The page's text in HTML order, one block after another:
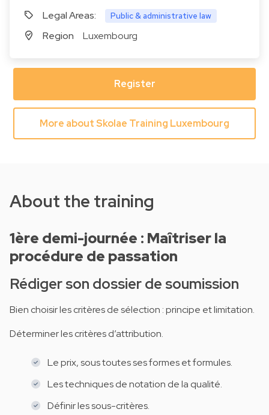
Legal Areas: Public & administrative law
Region Luxembourg
Register
More about Skolae Training Luxembourg
About the training
1ère demi-journée : Maîtriser la
procédure de passation
Rédiger son dossier de soumission
Bien choisir les critères de sélection : principe et limitation.
Déterminer les critères d’attribution.
Le prix, sous toutes ses formes et formules.
Les techniques de notation de la qualité.
Définir les sous-critères.